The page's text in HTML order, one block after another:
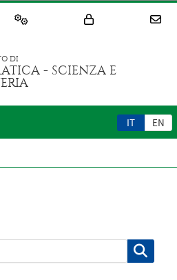
DI
- SCIENZA E
IT EN